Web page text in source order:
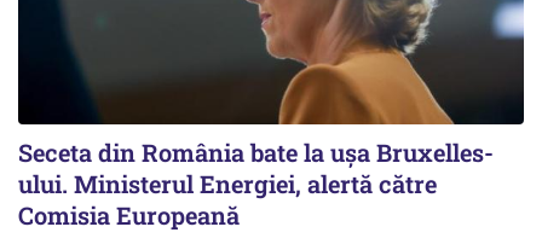
Seceta din România bate la ușa Bruxelles-
ului. Ministerul Energiei, alertă către
Comisia Europeană